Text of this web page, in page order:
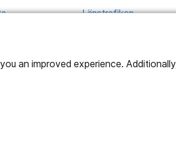
an improved experience.
Länstrafiken
Utveckling